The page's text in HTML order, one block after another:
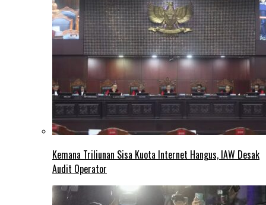
Kemana Triliunan Sisa Kuota Internet Hangus, IAW Desak
Audit Operator